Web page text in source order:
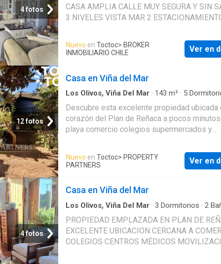
4 fotos
CASA AMPLIA CALLE MUY SEGURA Y SIN
3 NIVELES VISTA MAR 2
DE ACCESO LIVING COMEDOR SALA DE
COCINA MUY AMPLIA CON COMEDOR DE
LAVANDERIA 7 DORMITORIOS 4 BAÑOS
DIRECCION REFERENCIAL VMS
Nuevo en Toctoc> BROKER
INMOBILIARIO CHILE
Ver en
12 fotos
Casa en Viña del Mar
Los Olivos, Viña Del Mar · 143 m² · 5
Descubre esta excelente propiedad ubicada
corazón del Plan de Reñaca a pocos
playa comercio colegios supermercados y
como para invertir o remodelar gracias a su
ubicación estratégica y alta demanda del
espacios interiores y exteriores. Dispone de 5
dormitorios 4 baños y 3 estacionamientos
convirtiéndose en una alternativa perfecta
familias numerosas segunda vivienda o uso
comercial. Características destacadas: ? 5
Nuevo en Toctoc> PROPERTY
PARTNERS
Ver en
4 fotos
Casa en Viña del Mar
Los Olivos, Viña Del Mar · 3 Dormitorios · 2
PROPIEDAD EMPLAZADA EN PLAN DE
EXCELENTE UBICACION CERCANA A
COLEGIOS CENTROS MÉDICOS